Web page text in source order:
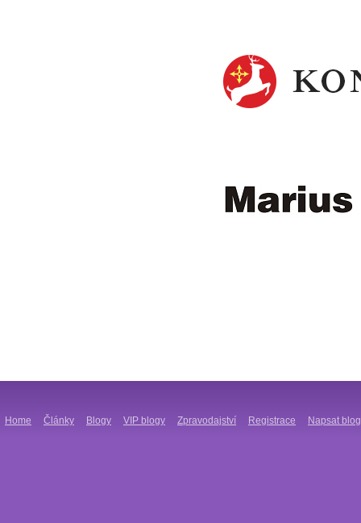
Home Články Blogy VIP blogy Zpravodajství Registrace Napsat blog